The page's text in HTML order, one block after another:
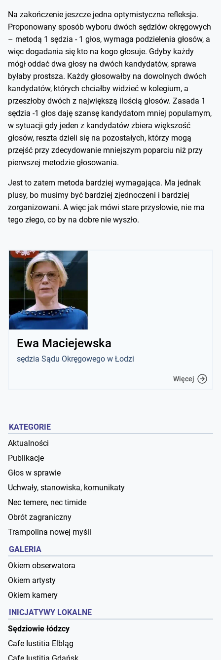
Na zakończenie jeszcze jedna optymistyczna refleksja.
Proponowany sposób wyboru dwóch sędziów okręgowych
– metodą 1 sędzia - 1 głos, wymaga podzielenia głosów, a
więc dogadania się kto na kogo głosuje. Gdyby każdy
mógł oddać dwa głosy na dwóch kandydatów, sprawa
byłaby prostsza. Każdy głosowałby na dowolnych dwóch
kandydatów, których chciałby widzieć w kolegium, a
przeszłoby dwóch z największą ilością głosów. Zasada 1
sędzia -1 głos daję szansę kandydatom mniej popularnym,
w sytuacji gdy jeden z kandydatów zbiera większość
głosów, reszta dzieli się na pozostałych, którzy mogą
przejść przy zdecydowanie mniejszym poparciu niż przy
pierwszej metodzie głosowania.
Jest to zatem metoda bardziej wymagająca. Ma jednak
plusy, bo musimy być bardziej zjednoczeni i bardziej
zorganizowani. A więc jak mówi stare przysłowie, nie ma
tego złego, co by na dobre nie wyszło.
Ewa Maciejewska
sędzia Sądu Okręgowego w Łodzi
Więcej
KATEGORIE
Aktualności
Publikacje
Głos w sprawie
Uchwały, stanowiska, komunikaty
Nec temere, nec timide
Obrót zagraniczny
Trampolina nowej myśli
GALERIA
Okiem obserwatora
Okiem artysty
Okiem kamery
INICJATYWY LOKALNE
Sędziowie łódzcy
Cafe Iustitia Elbląg